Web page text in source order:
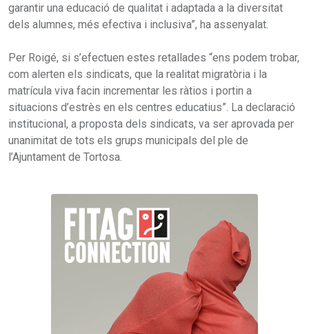
garantir una educació de qualitat i adaptada a la diversitat
dels alumnes, més efectiva i inclusiva”, ha assenyalat.
Per Roigé, si s’efectuen estes retallades “ens podem trobar,
com alerten els sindicats, que la realitat migratòria i la
matrícula viva facin incrementar les ràtios i portin a
situacions d’estrès en els centres educatius”. La declaració
institucional, a proposta dels sindicats, va ser aprovada per
unanimitat de tots els grups municipals del ple de
l’Ajuntament de Tortosa.